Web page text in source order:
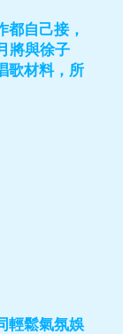
都自己接，
將與徐子
歌材料，所
輕鬆氣氛娛